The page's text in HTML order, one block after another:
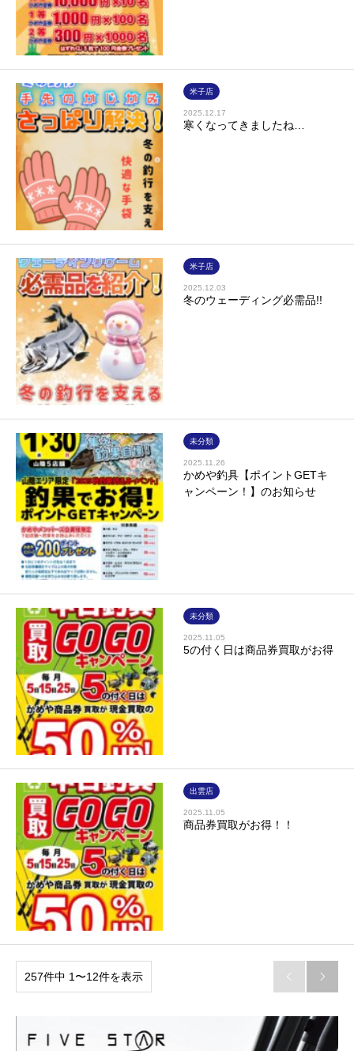
米子店
2025.12.17
寒くなってきましたね…
米子店
2025.12.03
冬のウェーディング必需品!!
未分類
2025.11.26
かめや釣具【ポイントGETキ
ャンペーン！】のお知らせ
未分類
2025.11.05
5の付く日は商品券買取がお得
出雲店
2025.11.05
商品券買取がお得！！
257件中 1〜12件を表示  